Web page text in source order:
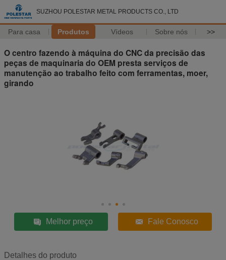
SUZHOU POLESTAR METAL PRODUCTS CO., LTD
Para casa Produtos Vídeos Sobre nós >>
O centro fazendo à máquina do CNC da precisão das
peças de maquinaria do OEM presta serviços de
manutenção ao trabalho feito com ferramentas, moer,
girando
Melhor preço Fale Conosco
Detalhes do produto